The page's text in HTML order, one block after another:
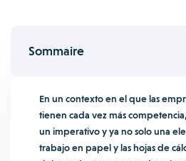
Sommaire
En un contexto en el que las
tienen cada vez más
un imperativo y ya no solo una
trabajo en papel y las hojas de